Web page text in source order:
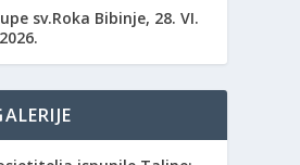
sv.Roka Bibinje, 28. VI.